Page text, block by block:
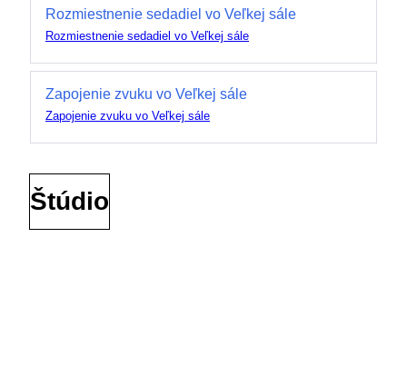
Rozmiestnenie sedadiel vo Veľkej sále
Rozmiestnenie sedadiel vo Veľkej sále
Zapojenie zvuku vo Veľkej sále
Zapojenie zvuku vo Veľkej sále
Štúdio